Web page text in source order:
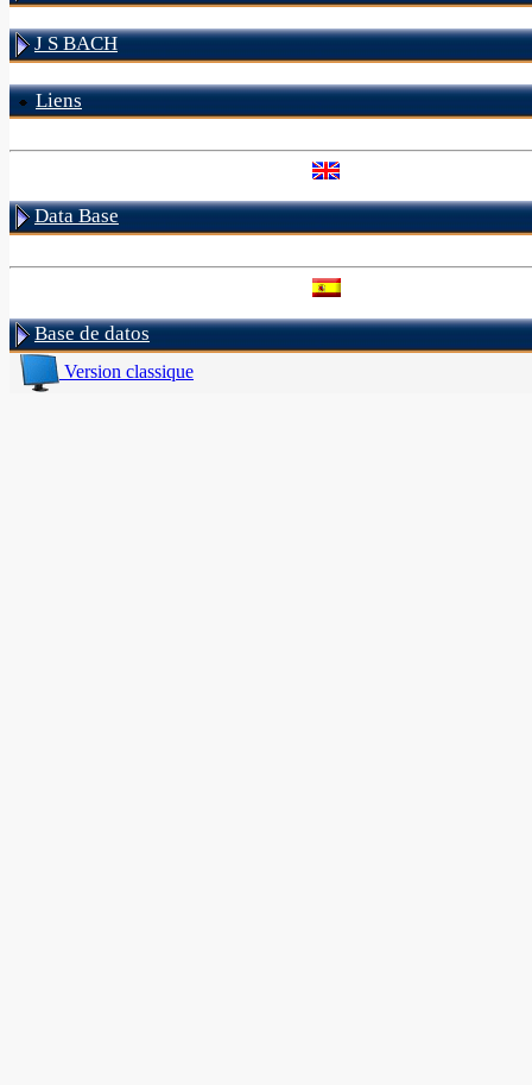
J S BACH
Liens
Data Base
Base de datos
Version classique